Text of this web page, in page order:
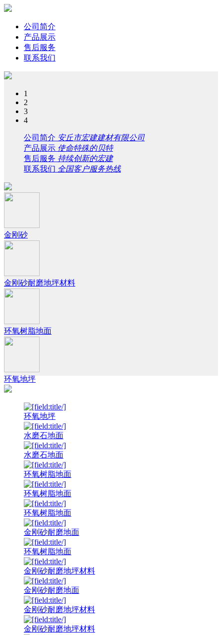
公司简介
产品展示
售后服务
联系我们
1
2
3
4
公司简介 安丘市宏建建材有限公司
产品展示 使命特殊的贝特
售后服务 持续创新的宏建
联系我们 全国客户服务热线
金刚砂
金刚砂耐磨地坪材料
环氧树脂地面
环氧地坪
环氧地坪
水磨石地面
水磨石地面
环氧树脂地面
环氧树脂地面
环氧树脂地面
金刚砂耐磨地面
环氧树脂地面
金刚砂耐磨地坪材料
金刚砂耐磨地面
金刚砂耐磨地坪材料
金刚砂耐磨地坪材料